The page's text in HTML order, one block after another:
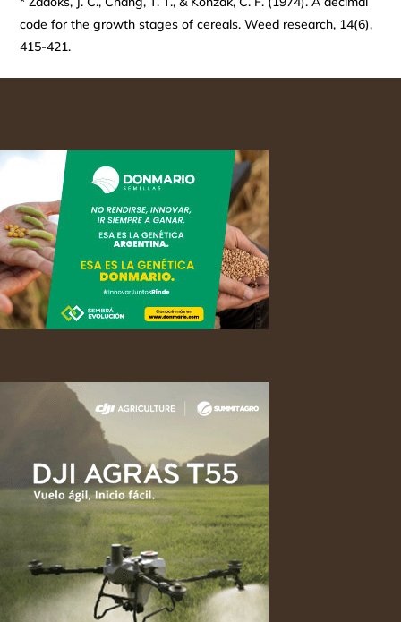
code for the growth stages of cereals. Weed research, 14(6),
415-421.